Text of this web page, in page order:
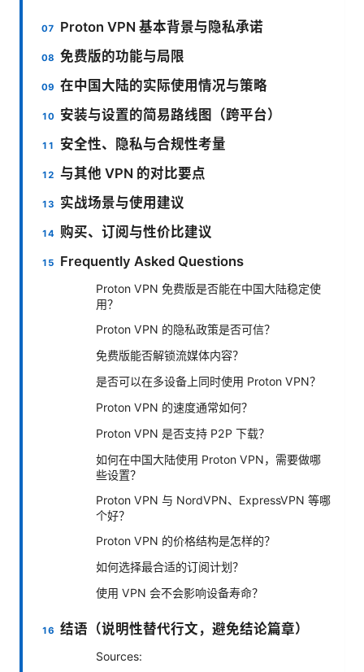
Proton VPN 基本背景与隐私承诺
免费版的功能与局限
在中国大陆的实际使用情况与策略
安装与设置的简易路线图（跨平台）
安全性、隐私与合规性考量
与其他 VPN 的对比要点
实战场景与使用建议
购买、订阅与性价比建议
Frequently Asked Questions
Proton VPN 免费版是否能在中国大陆稳定使
用？
Proton VPN 的隐私政策是否可信？
免费版能否解锁流媒体内容？
是否可以在多设备上同时使用 Proton VPN？
Proton VPN 的速度通常如何？
Proton VPN 是否支持 P2P 下载？
如何在中国大陆使用 Proton VPN，需要做哪
些设置？
Proton VPN 与 NordVPN、ExpressVPN 等哪
个好？
Proton VPN 的价格结构是怎样的？
如何选择最合适的订阅计划？
使用 VPN 会不会影响设备寿命？
结语（说明性替代行文，避免结论篇章）
Sources: